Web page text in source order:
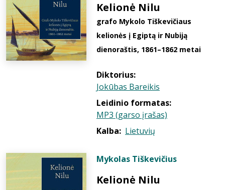
Kelionė Nilu
grafo Mykolo Tiškevičiaus
kelionės į Egiptą ir Nubiją
dienoraštis, 1861–1862 metai
Diktorius:
Jokūbas Bareikis
Leidinio formatas:
MP3 (garso įrašas)
Kalba: Lietuvių
Mykolas Tiškevičius
Kelionė Nilu